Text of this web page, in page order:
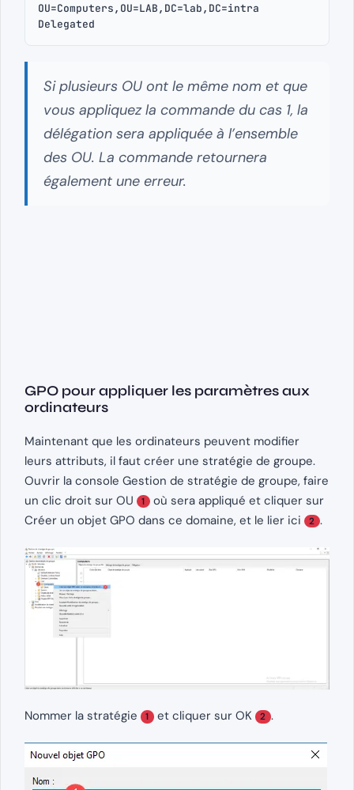
OU=Computers,OU=LAB,DC=lab,DC=intra
Delegated
Si plusieurs OU ont le même nom et que
vous appliquez la commande du cas 1, la
délégation sera appliquée à l’ensemble
des OU. La commande retournera
également une erreur.
GPO pour appliquer les paramètres aux
ordinateurs
Maintenant que les ordinateurs peuvent modifier
leurs attributs, il faut créer une stratégie de groupe.
Ouvrir la console Gestion de stratégie de groupe, faire
un clic droit sur OU
1 où sera appliqué et cliquer sur
Créer un objet GPO dans ce domaine, et le lier ici
2 .
Nommer la stratégie 1 et cliquer sur OK 2 .